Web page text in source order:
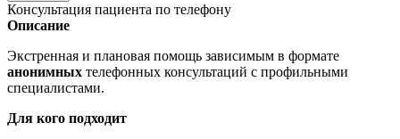
Консультация пациента по телефону
Описание
Экстренная и плановая помощь зависимым в формате
анонимных телефонных консультаций с профильными
специалистами.
Для кого подходит